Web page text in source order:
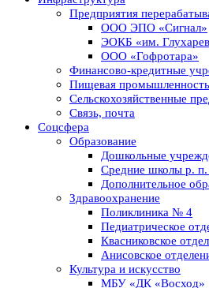
Предприятия
ООО ЭПО «Сигнал»
ЭОКБ «им.
ООО «Гофротара»
Финансово-кредитные
Пищевая промышленность
Сельскохозяйственные
Связь, почта
Соцсфера
Образование
Дошкольные
Средние школы р.
Дополнительное
Здравоохранение
Поликлиника № 4
Педиатрическое
Квасниковское
Анисовское
Культура и искусство
МБУ «ДК «Восход»